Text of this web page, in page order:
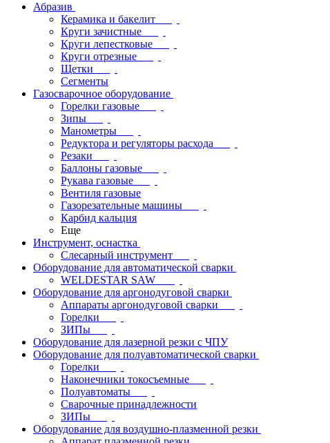
Абразив
Керамика и бакелит
Круги зачистные
Круги лепестковые
Круги отрезные
Щетки
Сегменты
Газосварочное оборудование
Горелки газовые
Зипы
Манометры
Редуктора и регуляторы расхода
Резаки
Баллоны газовые
Рукава газовые
Вентиля газовые
Газорезательные машины
Карбид кальция
Еще
Инструмент, оснастка
Слесарный инструмент
Оборудование для автоматической сварки
WELDESTAR SAW
Оборудование для аргонодуговой сварки
Аппараты аргонодуговой сварки
Горелки
ЗИПы
Оборудование для лазерной резки с ЧПУ
Оборудование для полуавтоматической сварки
Горелки
Наконечники токосъемные
Полуавтоматы
Сварочные принадлежности
ЗИПы
Оборудование для воздушно-плазменной резки